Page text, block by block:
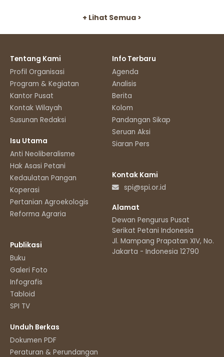
+ Lihat Semua >
Tentang Kami
Profil Organisasi
Program & Kegiatan
Kantor Pusat
Kontak Wilayah
Susunan Redaksi
Isu Utama
Anti Neoliberalisme
Hak Asasi Petani
Kedaulatan Pangan
Koperasi
Pertanian Agroekologis
Reforma Agraria
Publikasi
Buku
Galeri Foto
Infografis
Tabloid
SPI TV
Unduh Berkas
Dokumen PDF
Peraturan & Perundangan
Info Terbaru
Agenda
Analisis
Berita
Kolom
Pandangan Sikap
Seruan Aksi
Siaran Pers
Kontak Kami
spi@spi.or.id
Alamat
Dewan Pengurus Pusat
Serikat Petani Indonesia
Jl. Mampang Prapatan XIV, No.11
Jakarta - Indonesia 12790